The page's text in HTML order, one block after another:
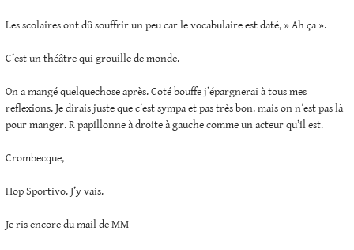
Les scolaires ont dû souffrir un peu car le vocabulaire est daté, » Ah ça ».
C’est un théâtre qui grouille de monde.
On a mangé quelquechose après. Coté bouffe j’épargnerai à tous mes
reflexions. Je dirais juste que c’est sympa et pas très bon. mais on n’est pas là
pour manger. R papillonne à droite à gauche comme un acteur qu’il est.
Crombecque,
Hop Sportivo. J’y vais.
Je ris encore du mail de MM